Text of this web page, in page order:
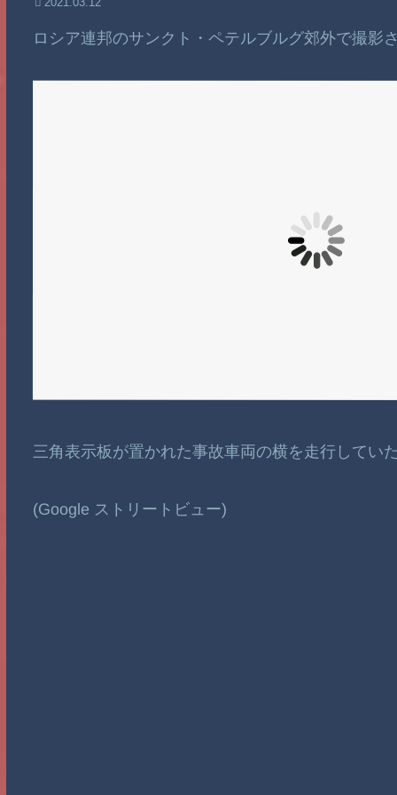
ロシア連邦のサンクト・ペテルブルグ郊外で撮影
三角表示板が置かれた事故車両の横を走行してい
(Google ストリートビュー)